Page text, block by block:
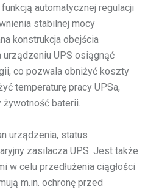
automatycznej regulacji
stabilnej mocy
konstrukcja obejścia
urządzeniu UPS osiągnąć
co pozwala obniżyć koszty
temperaturę pracy UPSa,
żywotność baterii.
urządzenia, status
zasilacza UPS. Jest także
w celu przedłużenia ciągłości
m.in. ochronę przed